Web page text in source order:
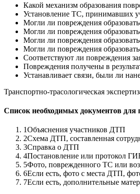
Какой механизм образования
Установление ТС, принимавших
Могли ли повреждения
Могли ли повреждения
Могли ли повреждения
Могли ли повреждения
Соответствуют ли повреждения
Повреждения получены в
Устанавливает связи, были ли
Транспортно-трасологическая
Список необходимых документов для
1Объяснения участников ДТП
2Схема ДТП, составленная
3Справка о ДТП
4Постановление или протокол
5Фото, поврежденного ТС или
6Если есть, фото с места ДТП,
7Если есть, дополнительные